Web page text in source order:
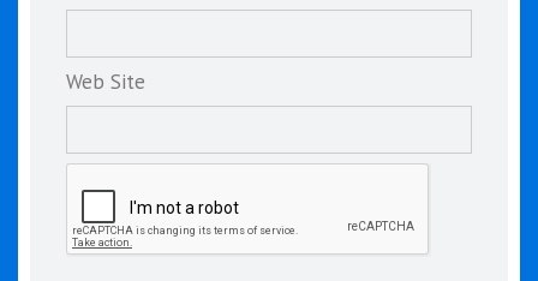
Web Site